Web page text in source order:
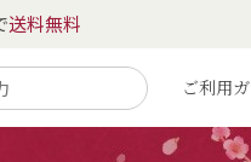
送料無料
ご利用
ト